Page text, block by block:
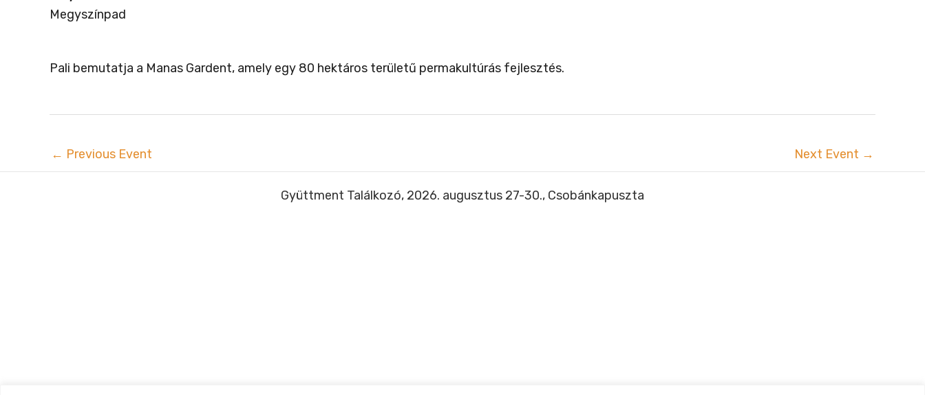
Megyszínpad
Pali bemutatja a Manas Gardent, amely egy 80 hektáros területű permakultúrás fejlesztés.
← Previous Event Next Event →
Gyüttment Találkozó, 2026. augusztus 27-30., Csobánkapuszta